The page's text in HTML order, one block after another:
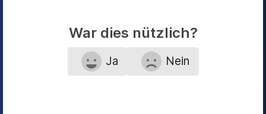
War dies nützlich?
Ja Nein